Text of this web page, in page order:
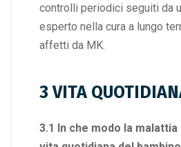
controlli periodici seguiti da
esperto nella cura a lungo
affetti da MK.
3 VITA
3.1 In che modo la